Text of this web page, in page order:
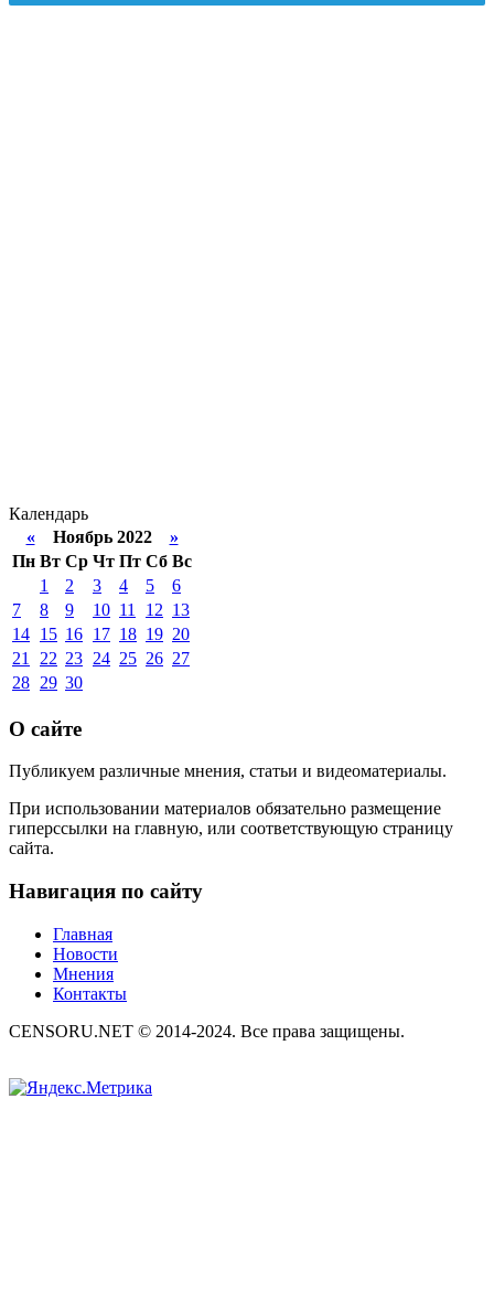
Календарь
«Ноябрь 2022 »
Пн Вт Ср Чт Пт Сб Вс
1
2 3 4 5
6
7
8 9 10 11 12 13
14 15 16 17 18 19 20
21
22 23 24 25 26 27
28 29 30
О сайте
Публикуем различные мнения, статьи и видеоматериалы.
При использовании материалов обязательно размещение
гиперссылки на главную, или соответствующую страницу
сайта.
Навигация по сайту
Главная
Новости
Мнения
Контакты
CENSORU.NET © 2014-2024. Все права защищены.